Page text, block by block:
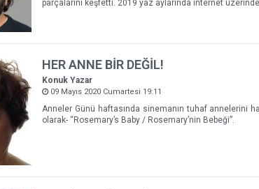
parçalarını keşfetti. 2019 yaz aylarında internet
HER ANNE BİR DEĞİL!
Konuk Yazar
09 Mayıs 2020 Cumartesi 19:11
Anneler Günü haftasında sinemanın tuhaf annelerini
olarak- “Rosemary’s Baby / Rosemary’nin Bebeği”.